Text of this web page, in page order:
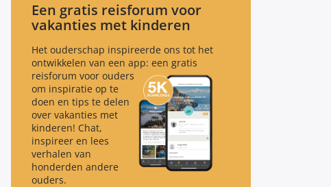
Een gratis reisforum voor
vakanties met kinderen
Het ouderschap inspireerde ons tot het
ontwikkelen van een app: een gratis
reisforum voor ouders
om inspiratie op te
doen en tips te delen
over vakanties met
kinderen! Chat,
inspireer en lees
verhalen van
honderden andere
ouders.